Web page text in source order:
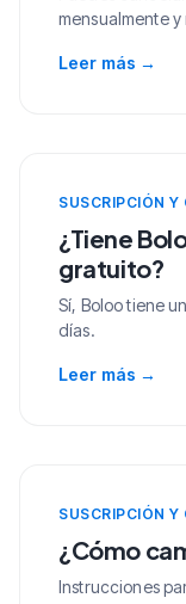
mensualmente
Leer más →
SUSCRIPCIÓN Y
¿Tiene
gratuito?
Sí, Boloo tiene
días.
Leer más →
SUSCRIPCIÓN Y
¿Cómo
Instrucciones